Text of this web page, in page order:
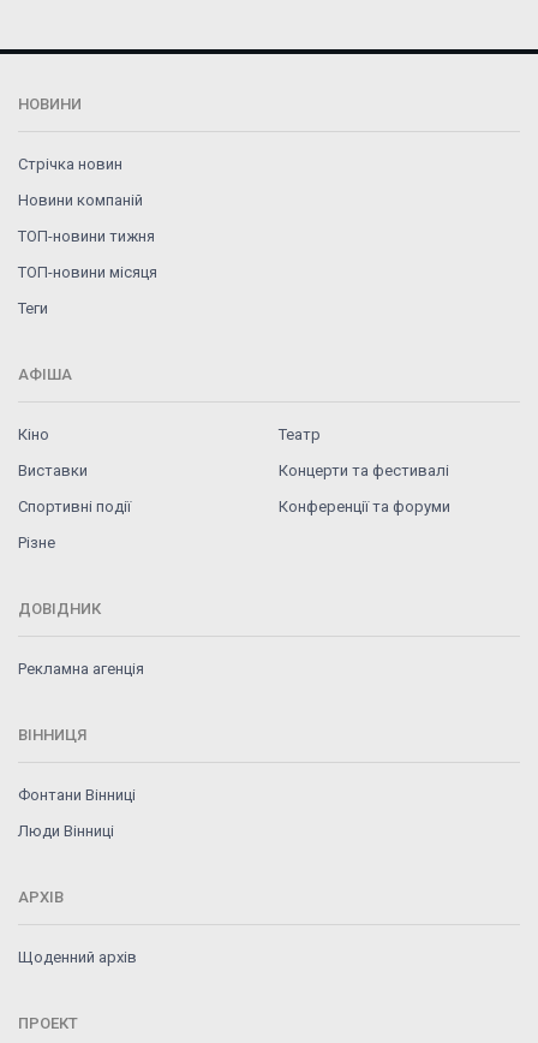
НОВИНИ
Стрічка новин
Новини компаній
ТОП-новини тижня
ТОП-новини місяця
Теги
АФІША
Кіно
Театр
Виставки
Концерти та фестивалі
Спортивні події
Конференції та форуми
Різне
ДОВІДНИК
Рекламна агенція
ВІННИЦЯ
Фонтани Вінниці
Люди Вінниці
АРХІВ
Щоденний архів
ПРОЕКТ